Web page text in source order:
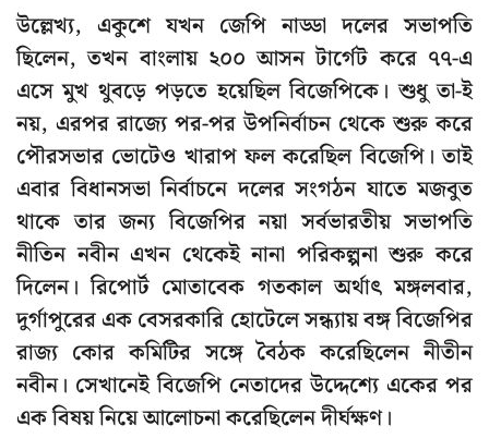
উল্লেখ্য, একুশে যখন জেপি নাড্ডা দলের সভাপতি
ছিলেন, তখন বাংলায় ২০০ আসন টার্গেট করে ৭৭-এ
এসে মুখ থুবড়ে পড়তে হয়েছিল বিজেপিকে। শুধু তা-ই
নয়, এরপর রাজ্যে পর-পর উপনির্বাচন থেকে শুরু করে
পৌরসভার ভোটেও খারাপ ফল করেছিল বিজেপি। তাই
এবার বিধানসভা নির্বাচনে দলের সংগঠন যাতে মজবুত
থাকে তার জন্য বিজেপির নয়া সর্বভারতীয় সভাপতি
নীতিন নবীন এখন থেকেই নানা পরিকল্পনা শুরু করে
দিলেন। রিপোর্ট মোতাবেক গতকাল অর্থাৎ মঙ্গলবার,
দুর্গাপুরের এক বেসরকারি হোটেলে সন্ধ্যায় বঙ্গ বিজেপির
রাজ্য কোর কমিটির সঙ্গে বৈঠক করেছিলেন নীতীন
নবীন। সেখানেই বিজেপি নেতাদের উদ্দেশ্যে একের পর
এক বিষয় নিয়ে আলোচনা করেছিলেন দীর্ঘক্ষণ।